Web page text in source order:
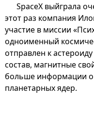
SpaceX выйграла
этот раз компания
участие в миссии
одноименный
отправлен к
состав, магнитные
больше информации
планетарных ядер.